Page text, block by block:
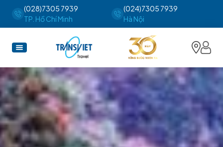
(028)7305 7939
TP. Hồ Chí Minh
(024)7305 7939
Hà Nội